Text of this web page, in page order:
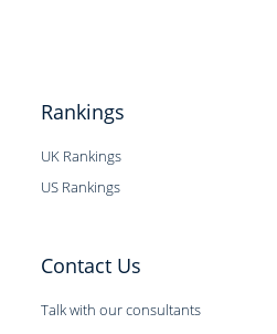
Rankings
UK Rankings
US Rankings
Contact Us
Talk with our consultants